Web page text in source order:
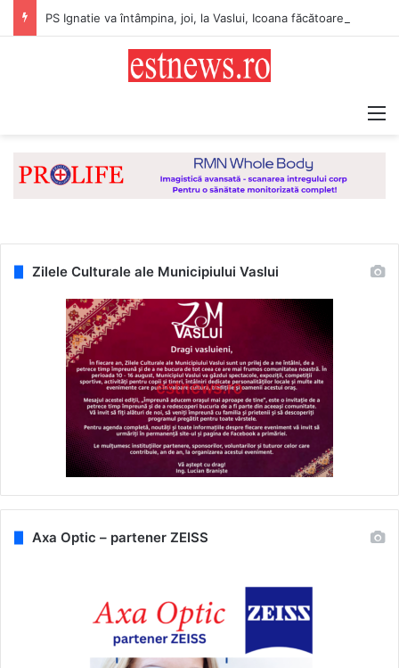
Zilele Culturale ale Municipiului Vaslui
Axa Optic – partener ZEISS